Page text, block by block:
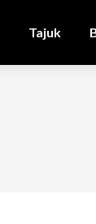
Tajuk